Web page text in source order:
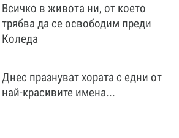
Всичко в живота ни, от което
трябва да се освободим преди
Коледа
Днес празнуват хората с едни от
най-красивите имена...